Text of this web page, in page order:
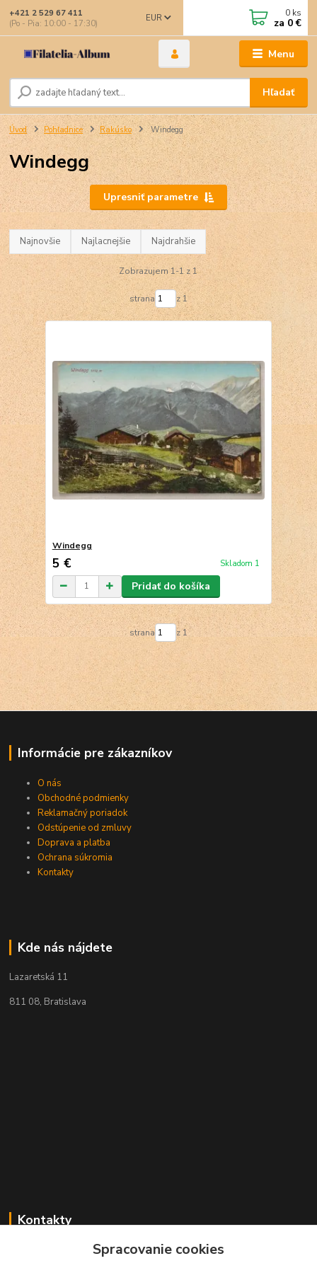
Menu
EUR
Hľadať
+421 2 529 67 411
(Po - Pia: 10:00 - 17:30)
0 ks
za 0 €
Úvod Pohľadnice Rakúsko Windegg
Windegg
Upresniť parametre
Najnovšie Najlacnejšie Najdrahšie
Zobrazujem 1-1 z 1
strana z 1
Windegg
5 € Skladom 1
Pridať do košíka
strana z 1
Informácie pre zákazníkov
O nás
Obchodné podmienky
Reklamačný poriadok
Odstúpenie od zmluvy
Doprava a platba
Ochrana súkromia
Kontakty
Kde nás nájdete
Lazaretská 11
811 08, Bratislava
Kontakty
+421 2 529 67 411Spracovanie cookies